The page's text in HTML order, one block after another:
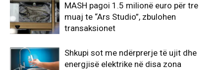
MASH pagoi 1.5 milionë euro për tre
muaj te “Ars Studio”, zbulohen
transaksionet
Shkupi sot me ndërprerje të ujit dhe
energjisë elektrike në disa zona